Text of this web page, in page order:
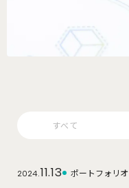
すべて
2024.11.13 ポートフォリオ